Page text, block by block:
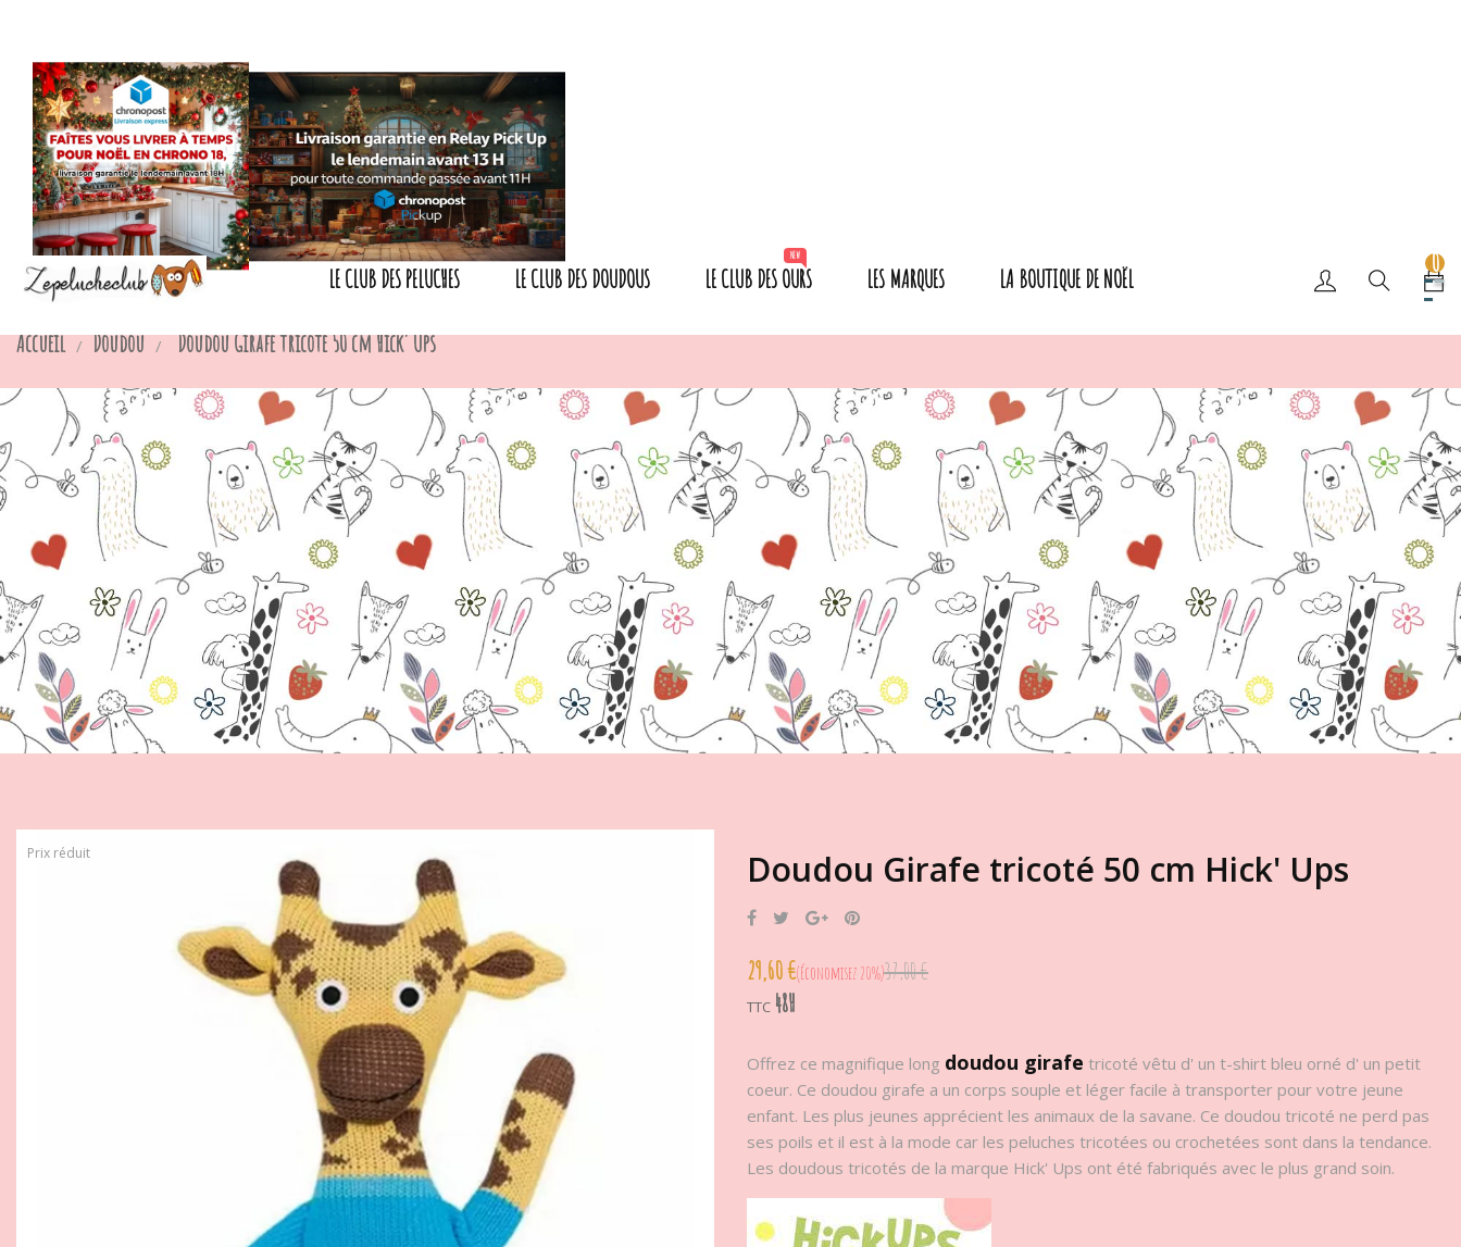
LE CLUB DES PELUCHES LE CLUB DES DOUDOUS LE CLUB DES OURS
NEW
LES MARQUES LA BOUTIQUE DE NOËL
0
Accueil Doudou Doudou Girafe tricoté 50 cm Hick' Ups
Prix réduit Doudou Girafe tricoté 50 cm Hick' Ups
PartagerTweet Google+
29,60 € Économisez 20%37,00 €
TTC 48H
Offrez ce magnifique long doudou girafe tricoté vêtu d' un t-shirt bleu orné d' un petit
coeur. Ce doudou girafe a un corps souple et léger facile à transporter pour votre jeune
enfant. Les plus jeunes apprécient les animaux de la savane. Ce doudou tricoté ne perd pas
ses poils et il est à la mode car les peluches tricotées ou crochetées sont dans la tendance.
Les doudous tricotés de la marque Hick' Ups ont été fabriqués avec le plus grand soin.